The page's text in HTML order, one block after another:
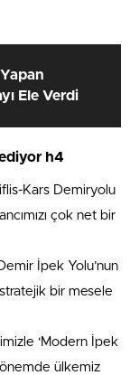
Ele Verdi
h4
Kars Demiryolu
çok net bir
İpek Yolu’nun
bir mesele
‘Modern İpek
ülkemiz